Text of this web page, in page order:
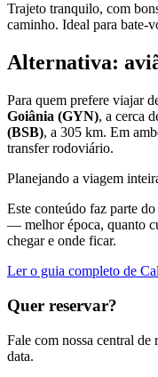
Trajeto tranquilo, com
caminho. Ideal para bate-
Alternativa:
Para quem prefere viajar
Goiânia (GYN), a cerca
(BSB), a 305 km. Em
transfer rodoviário.
Planejando a viagem
Este conteúdo faz parte
— melhor época, quanto
chegar e onde ficar.
Ler o guia completo de
Quer reservar?
Fale com nossa central de
data.